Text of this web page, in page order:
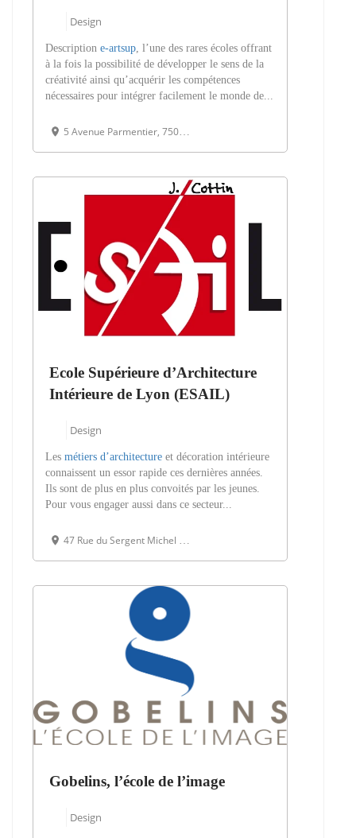
Design
Description e-artsup , l’une des rares écoles offrant
à la fois la possibilité de développer le sens de la
créativité ainsi qu’acquérir les compétences
nécessaires pour intégrer facilement le monde de...
5 Avenue Parmentier, 75011 Paris, France
Ecole Supérieure d’Architecture
Intérieure de Lyon (ESAIL)
Design
Les métiers d’architecture et décoration intérieure
connaissent un essor rapide ces dernières années.
Ils sont de plus en plus convoités par les jeunes.
Pour vous engager aussi dans ce secteur...
47 Rue du Sergent Michel Berthet, 69009 Lyon, France
Gobelins, l’école de l’image
Design